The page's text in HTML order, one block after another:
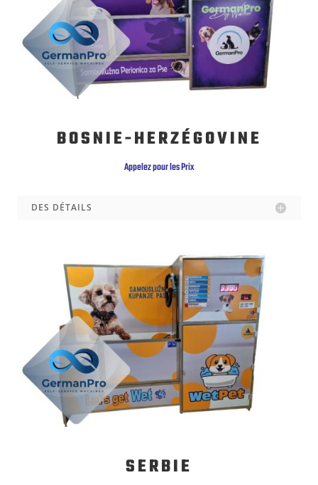
BOSNIE-HERZÉGOVINE
Appelez pour les Prix
DES DÉTAILS
SERBIE